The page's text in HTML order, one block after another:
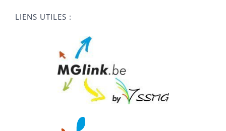
LIENS UTILES :